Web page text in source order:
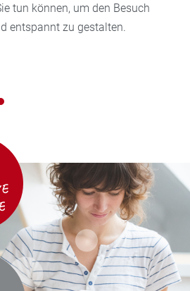
tun können, um den Besuch
entspannt zu gestalten.